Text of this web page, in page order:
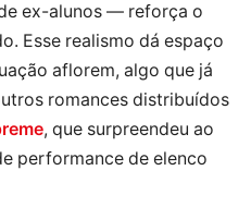
ex-alunos — reforça o
Esse realismo dá espaço
aflorem, algo que já
romances distribuídos
, que surpreendeu ao
performance de elenco